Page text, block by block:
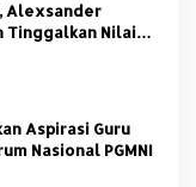
Alexsander
Tinggalkan Nilai
Aspirasi Guru
Nasional PGMNI